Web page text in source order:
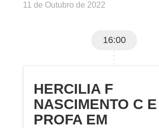
11 de Outubro de 2022
16:00
HERCILIA F
NASCIMENTO C E
PROFA EM